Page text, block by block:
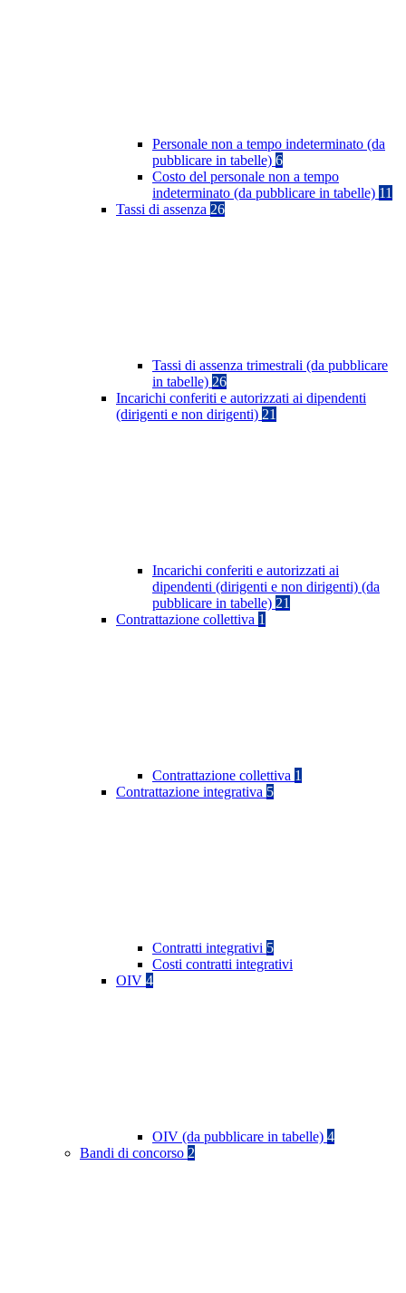
Personale non a tempo indeterminato (da
pubblicare in tabelle) 6
Costo del personale non a tempo
indeterminato (da pubblicare in tabelle) 11
Tassi di assenza 26
Tassi di assenza trimestrali (da pubblicare
in tabelle) 26
Incarichi conferiti e autorizzati ai dipendenti
(dirigenti e non dirigenti) 21
Incarichi conferiti e autorizzati ai
dipendenti (dirigenti e non dirigenti) (da
pubblicare in tabelle) 21
Contrattazione collettiva 1
Contrattazione collettiva 1
Contrattazione integrativa 5
Contratti integrativi 5
Costi contratti integrativi
OIV 4
OIV (da pubblicare in tabelle) 4
Bandi di concorso 2